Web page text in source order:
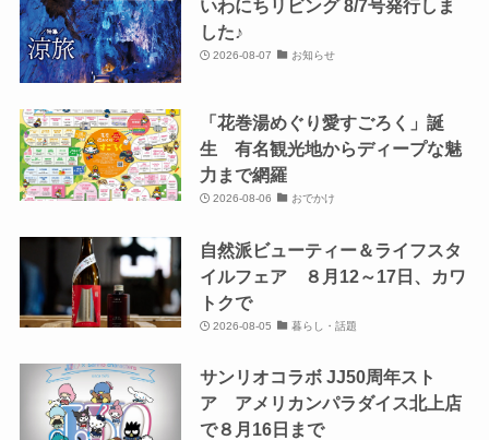
いわにちリビング 8/7号発行しま
した♪
2026-08-07 お知らせ
「花巻湯めぐり愛すごろく」誕
生 有名観光地からディープな魅
力まで網羅
2026-08-06 おでかけ
自然派ビューティー＆ライフスタ
イルフェア ８月12～17日、カワ
トクで
2026-08-05 暮らし・話題
サンリオコラボ JJ50周年スト
ア アメリカンパラダイス北上店
で８月16日まで